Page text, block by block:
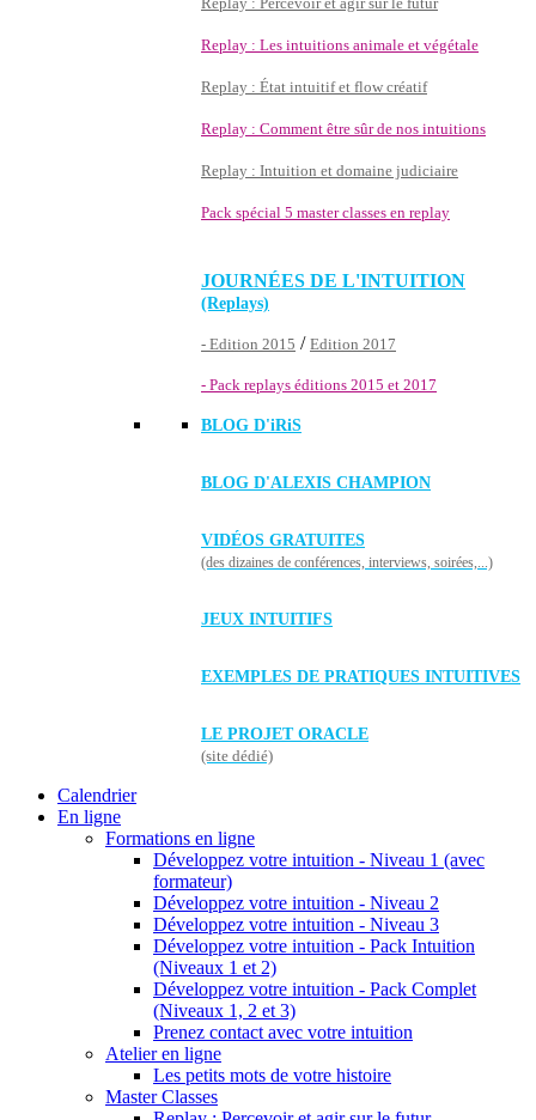
Replay : Les intuitions animale et végétale
Replay : État intuitif et flow créatif
Replay : Comment être sûr de nos intuitions
Replay : Intuition et domaine judiciaire
Pack spécial 5 master classes en replay
JOURNÉES DE L'INTUITION
(Replays)
- Edition 2015 / Edition 2017
- Pack replays éditions 2015 et 2017
BLOG D'iRiS
BLOG D'ALEXIS CHAMPION
VIDÉOS GRATUITES
(des dizaines de conférences, interviews, soirées,...)
JEUX INTUITIFS
EXEMPLES DE PRATIQUES INTUITIVES
LE PROJET ORACLE
(site dédié)
Calendrier
En ligne
Formations en ligne
Développez votre intuition - Niveau 1 (avec
formateur)
Développez votre intuition - Niveau 2
Développez votre intuition - Niveau 3
Développez votre intuition - Pack Intuition
(Niveaux 1 et 2)
Développez votre intuition - Pack Complet
(Niveaux 1, 2 et 3)
Prenez contact avec votre intuition
Atelier en ligne
Les petits mots de votre histoire
Master Classes